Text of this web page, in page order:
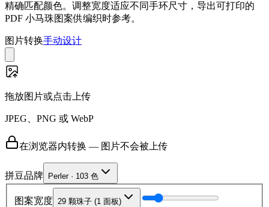
精确匹配颜色。调整宽度适应不同手环尺寸，导出可打印的
PDF 小马珠图案供编织时参考。
图片转换手动设计
拖放图片或点击上传
JPEG、PNG 或 WebP
在浏览器内转换 — 图片不会被上传
拼豆品牌 Perler · 103 色
图案宽度 29 颗珠子 (1 面板)